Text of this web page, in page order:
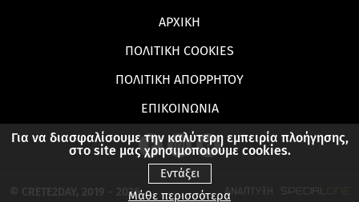
Για να διασφαλίσουμε την καλύτερη εμπειρία πλοήγησης,
στο site μας χρησιμοποιούμε cookies.
Εντάξει
Μάθε περισσότερα
ΑΡΧΙΚΗ
ΠΟΛΙΤΙΚΗ COOKIES
ΠΟΛΙΤΙΚΗ ΑΠΟΡΡΗΤΟΥ
ΕΠΙΚΟΙΝΩΝΙΑ
© CRETE2DAY, 2019 - 2026